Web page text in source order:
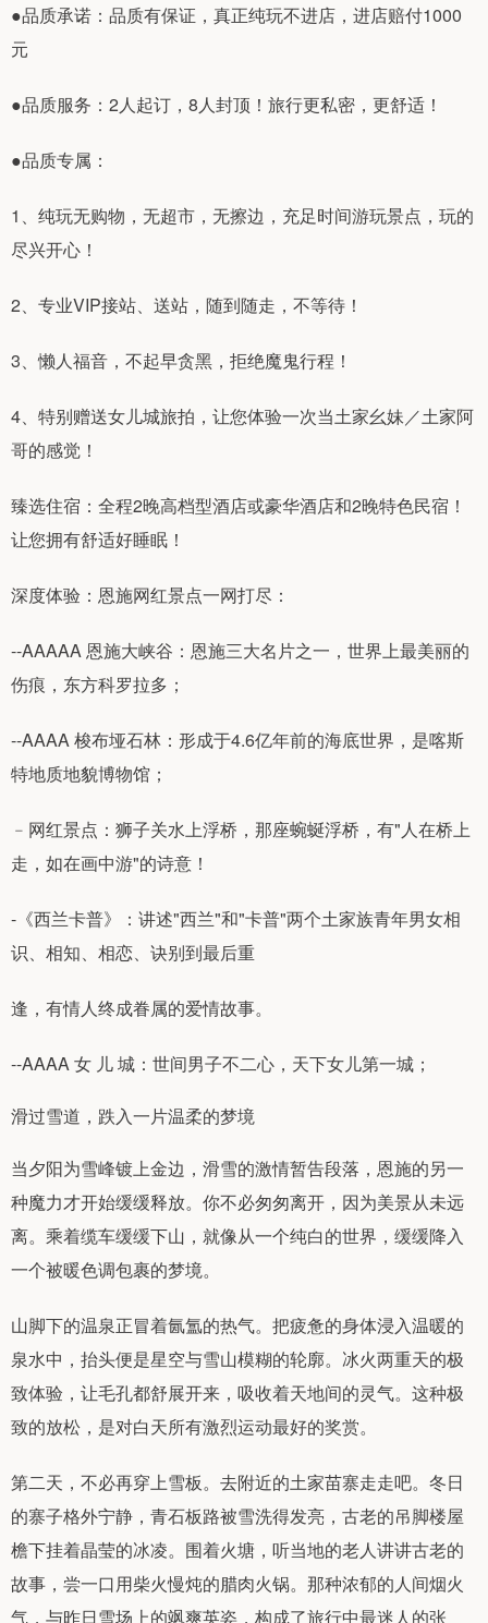
●品质承诺：品质有保证，真正纯玩不进店，进店赔付1000
元
●品质服务：2人起订，8人封顶！旅行更私密，更舒适！
●品质专属：
1、纯玩无购物，无超市，无擦边，充足时间游玩景点，玩的
尽兴开心！
2、专业VIP接站、送站，随到随走，不等待！
3、懒人福音，不起早贪黑，拒绝魔鬼行程！
4、特别赠送女儿城旅拍，让您体验一次当土家幺妹／土家阿
哥的感觉！
臻选住宿：全程2晚高档型酒店或豪华酒店和2晚特色民宿！
让您拥有舒适好睡眠！
深度体验：恩施网红景点一网打尽：
--AAAAA 恩施大峡谷：恩施三大名片之一，世界上最美丽的
伤痕，东方科罗拉多；
--AAAA 梭布垭石林：形成于4.6亿年前的海底世界，是喀斯
特地质地貌博物馆；
﹣网红景点：狮子关水上浮桥，那座蜿蜒浮桥，有"人在桥上
走，如在画中游"的诗意！
-《西兰卡普》：讲述"西兰"和"卡普"两个土家族青年男女相
识、相知、相恋、诀别到最后重
逢，有情人终成眷属的爱情故事。
--AAAA 女 儿 城：世间男子不二心，天下女儿第一城；
滑过雪道，跌入一片温柔的梦境
当夕阳为雪峰镀上金边，滑雪的激情暂告段落，恩施的另一
种魔力才开始缓缓释放。你不必匆匆离开，因为美景从未远
离。乘着缆车缓缓下山，就像从一个纯白的世界，缓缓降入
一个被暖色调包裹的梦境。
山脚下的温泉正冒着氤氲的热气。把疲惫的身体浸入温暖的
泉水中，抬头便是星空与雪山模糊的轮廓。冰火两重天的极
致体验，让毛孔都舒展开来，吸收着天地间的灵气。这种极
致的放松，是对白天所有激烈运动最好的奖赏。
第二天，不必再穿上雪板。去附近的土家苗寨走走吧。冬日
的寨子格外宁静，青石板路被雪洗得发亮，古老的吊脚楼屋
檐下挂着晶莹的冰凌。围着火塘，听当地的老人讲讲古老的
故事，尝一口用柴火慢炖的腊肉火锅。那种浓郁的人间烟火
气，与昨日雪场上的飒爽英姿，构成了旅行中最迷人的张